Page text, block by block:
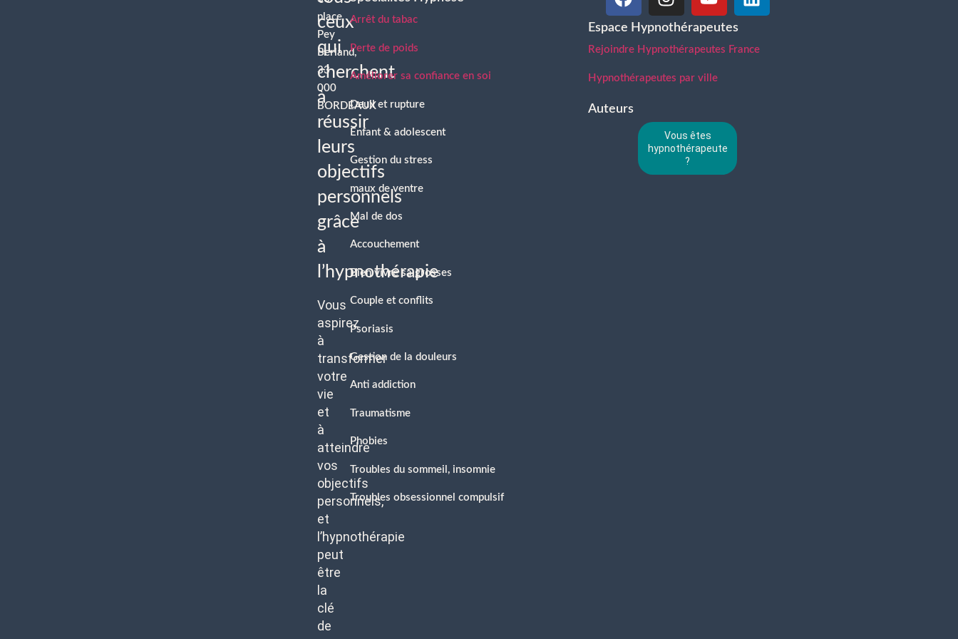
ceux
qui
cherchent
à
réussir
leurs
objectifs
personnels
grâce
à
l’hypnothérapie
Vous
aspirez
à
transformer
votre
vie
et
à
atteindre
vos
objectifs
personnels,
et
l’hypnothérapie
peut
être
la
clé
de
place
Pey
Berland,
33
000
BORDEAUX
Arrêt du tabac
Perte de poids
Améliorer sa confiance en soi
Deuil et rupture
Enfant & adolescent
Gestion du stress
maux de ventre
Mal de dos
Accouchement
Bien vivre sa grosses
Couple et conflits
Psoriasis
Gestion de la douleurs
Anti addiction
Traumatisme
Phobies
Troubles du sommeil, insomnie
Troubles obsessionnel compulsif
Espace Hypnothérapeutes
Rejoindre Hypnothérapeutes France
Hypnothérapeutes par ville
Auteurs
Vous êtes
hypnothérapeute
?